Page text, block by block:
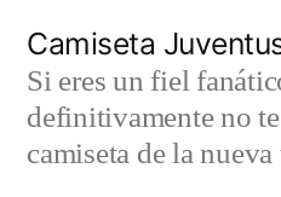
contenido
Camiseta
Si eres un fiel
definitivamente no
camiseta de la